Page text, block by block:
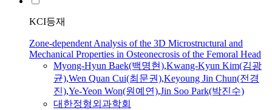
KCI등재
Zone-dependent Analysis of the 3D Microstructural and
Mechanical Properties in Osteonecrosis of the Femoral Head
Myong-Hyun Baek(백명현),Kwang-Kyun Kim(김광
균),Wen Quan Cui(최문권),Keyoung Jin Chun(전경
진),Ye-Yeon Won(원예연),Jin Soo Park(박진수)
대한정형외과학회